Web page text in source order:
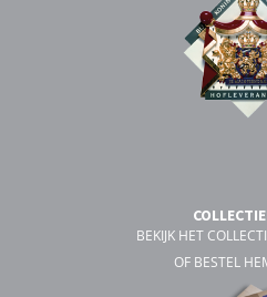
BEKIJK HET
OF BESTEL